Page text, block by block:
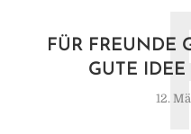
FÜR FREUNDE
GUTE
12.